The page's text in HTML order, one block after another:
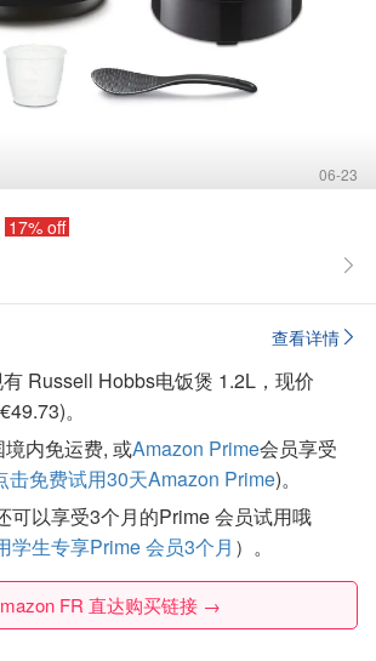
06-23
17% off
查看详情
Russell Hobbs电饭煲 1.2L，现价
。
内免运费, 或Amazon Prime会员享受
击免费试用30天Amazon Prime)。
可以享受3个月的Prime 会员试用哦
学生专享Prime 会员3个月 ）。
FR 直达购买链接 →